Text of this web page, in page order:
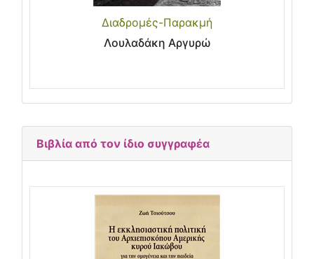
Διαδρομές-Παρακμή
Λουλαδάκη Αργυρώ
Βιβλία από τον ίδιο συγγραφέα